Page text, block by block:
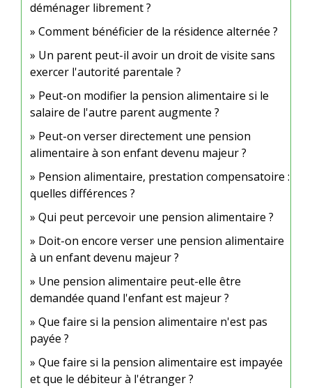
déménager librement ?
Comment bénéficier de la résidence alternée ?
Un parent peut-il avoir un droit de visite sans
exercer l'autorité parentale ?
Peut-on modifier la pension alimentaire si le
salaire de l'autre parent augmente ?
Peut-on verser directement une pension
alimentaire à son enfant devenu majeur ?
Pension alimentaire, prestation compensatoire :
quelles différences ?
Qui peut percevoir une pension alimentaire ?
Doit-on encore verser une pension alimentaire
à un enfant devenu majeur ?
Une pension alimentaire peut-elle être
demandée quand l'enfant est majeur ?
Que faire si la pension alimentaire n'est pas
payée ?
Que faire si la pension alimentaire est impayée
et que le débiteur à l'étranger ?